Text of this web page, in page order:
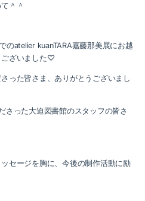
＾＾
のatelier kuanTARA嘉藤那美展にお越
ございました♡
った皆さま、ありがとうございまし
さった大迫図書館のスタッフの皆さ
セージを胸に、今後の制作活動に励